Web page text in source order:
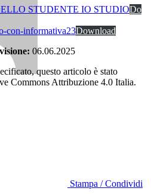
STUDENTE IO STUDIODo
con-informativa23Download
06.06.2025
questo articolo è stato
Commons Attribuzione 4.0 Italia.
Stampa / Condividi